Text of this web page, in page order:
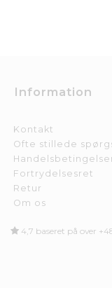
Information
Kontakt
Ofte stillede
Fortrydelsesret
Retur
Om os
4,7 baseret på over